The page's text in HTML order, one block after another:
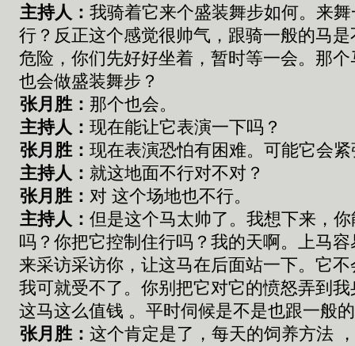
主持人： 我骑着它来个盛装舞步如何。来
行？ 反正这个感觉很帅气 ， 跟骑一般的马
危险 ，你们先好好坐着 ，暂时等一会。 那个
也会做盛装舞步？
张月胜： 那个也会。
主持人： 现在能让它表演一下吗？
张月胜： 现在表演恐怕有困难。可能它会
主持人： 就这地面不行对不对？
张月胜： 对 这个场地也不行。
主持人： 但是这个马太帅了 。 我想下来 ，你
吗 ？你把它控制住行吗 ？我的天啊。上马
来采访采访你，让这马在后面站一下。它不
我可就受不了 。你别把它对它的愤怒弄到
这马这么值钱 。平时伺候是不是也跟一般的
张月胜： 这个肯定是了 ， 每天的饲养方法
，